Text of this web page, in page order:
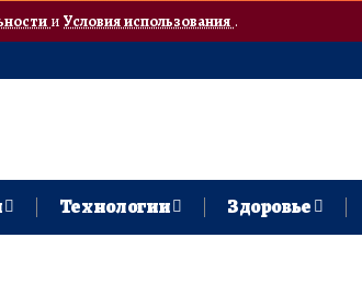
и Условия использования.
Технологии Здоровье